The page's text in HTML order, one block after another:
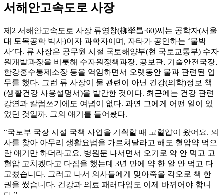
서해안고속도로 사장
제2 서해안고속도로 사장 류영창(柳塋昌·60)씨는 공학자(서울
대 토목공학 박사)이자 과학자이며, 자타가 공인하는 ‘물박
사’다. 류 사장은 공무원 시절 국토해양부(현 국토교통부) 수자
원개발과장을 비롯해 수자원정책과장, 공보관, 기술안전국장,
한강홍수통제소장 등을 역임하면서 오랫동안 물과 관련된 업
무를 했다. 그런 류 사장이 물 관련이 아닌 건강(의학)정보 책
(생활건강 사용설명서)을 발간한 것이다. 최근에는 건강 관련
강연과 칼럼쓰기에도 여념이 없다. 과연 그에게 어떤 일이 있
었던 것일까. 그의 얘기를 들어봤다.
“국토부 국장 시절 국책 사업을 기획할 때 고혈압이 왔어요. 의
사를 찾아 아무리 생활요법을 가르쳐달라고 해도 혈압약 먹으
란 얘기만 하더라고요. 병원문 나서면서 오기로 약 안 먹고 고
혈압 고치겠다고 다짐을 했는데 3년 만에 약 한 알 안 먹고 다
고쳤습니다. 그러고 나서 의사들에게 맞아죽을 각오로 책 한
권을 썼습니다. 건강과 의료 패러다임도 이제 바뀌어야 합니